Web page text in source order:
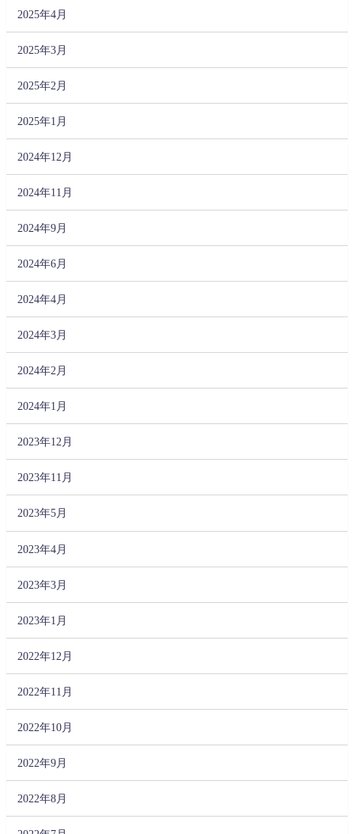
2025年4月
2025年3月
2025年2月
2025年1月
2024年12月
2024年11月
2024年9月
2024年6月
2024年4月
2024年3月
2024年2月
2024年1月
2023年12月
2023年11月
2023年5月
2023年4月
2023年3月
2023年1月
2022年12月
2022年11月
2022年10月
2022年9月
2022年8月